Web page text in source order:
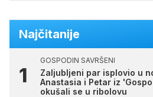
Najčitanije
GOSPODIN SAVRŠENI
Zaljubljeni par isplovio u
Anastasia i Petar iz
okušali se u ribolovu